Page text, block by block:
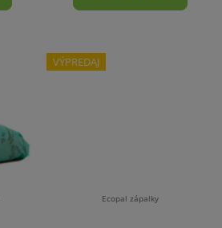
VÝPREDAJ
Ecopal zápalky